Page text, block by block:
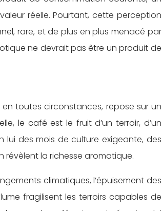
réelle. Pourtant, cette perception
rare, et de plus en plus menacé par
ne devrait pas être un produit de
toutes circonstances, repose sur un
le café est le fruit d’un terroir, d’un
lui des mois de culture exigeante, des
révèlent la richesse aromatique.
climatiques, l’épuisement des
fragilisent les terroirs capables de